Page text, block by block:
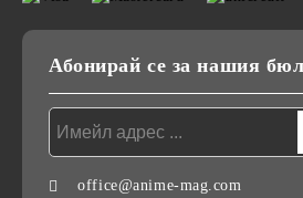
Абонирай се за нашия
office@anime-mag.com